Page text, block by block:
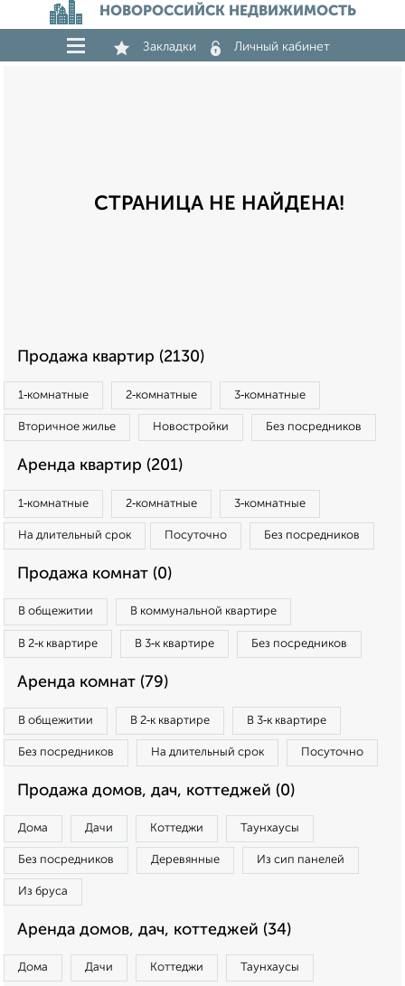
НОВОРОССИЙСК НЕДВИЖИМОСТЬ
Закладки Личный кабинет
СТРАНИЦА НЕ НАЙДЕНА!
Продажа квартир (2130)
1‑комнатные 2‑комнатные 3‑комнатные
Вторичное жилье Новостройки Без посредников
Аренда квартир (201)
1‑комнатные 2‑комнатные 3‑комнатные
На длительный срок Посуточно Без посредников
Продажа комнат (0)
В общежитии В коммунальной квартире
В 2‑к квартире В 3‑к квартире Без посредников
Аренда комнат (79)
В общежитии В 2‑к квартире В 3‑к квартире
Без посредников На длительный срок Посуточно
Продажа домов, дач, коттеджей (0)
Дома Дачи Коттеджи Таунхаусы
Без посредников Деревянные Из сип панелей
Из бруса
Аренда домов, дач, коттеджей (34)
Дома Дачи Коттеджи Таунхаусы